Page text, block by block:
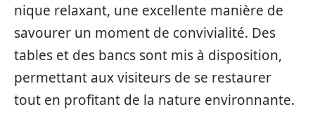
nique relaxant, une excellente manière de
savourer un moment de convivialité. Des
tables et des bancs sont mis à disposition,
permettant aux visiteurs de se restaurer
tout en profitant de la nature environnante.